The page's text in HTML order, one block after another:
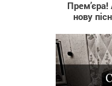
нову